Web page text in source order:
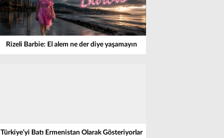
Rizeli Barbie: El alem ne der diye yaşamayın
Türkiye’yi Batı Ermenistan Olarak Gösteriyorlar